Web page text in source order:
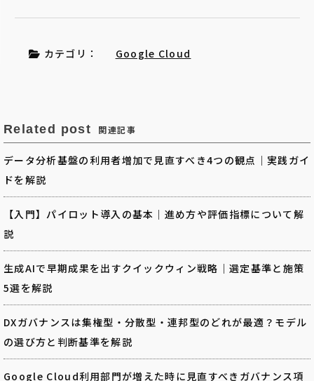
カテゴリ： Google Cloud
Related post 関連記事
データ分析基盤の利用者増加で見直すべき4つの観点｜実践ガイ
ドを解説
【入門】パイロット導入の基本｜進め方や評価指標について解
説
生成AIで早期成果を出すクイックウィン戦略｜選定基準と施策
5選を解説
DXガバナンスは集権型・分散型・連邦型のどれが最適？モデル
の選び方と判断基準を解説
Google Cloud利用部門が増えた時に見直すべきガバナンス項